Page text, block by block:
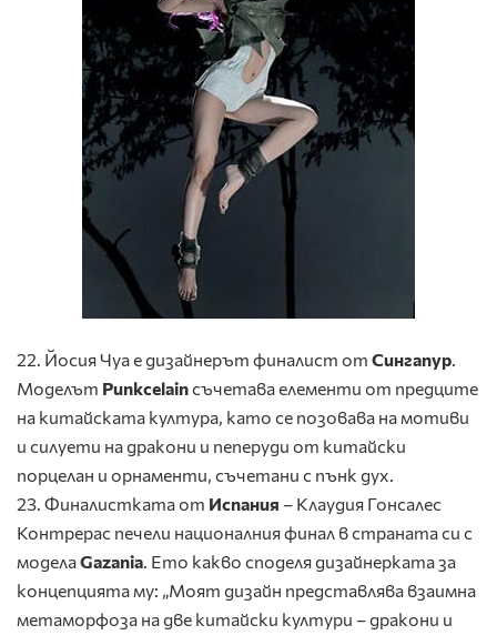
22. Йосия Чуа е дизайнерът финалист от Сингапур.
Моделът Punkcelainсъчетава елементи от предците
на китайската култура, като се позовава на мотиви
и силуети на дракони и пеперуди от китайски
порцелан и орнаменти, съчетани с пънк дух.
23. Финалистката от Испания – Клаудия Гонсалес
Контрерас печели националния финал в страната си с
моделаGazania. Ето какво споделя дизайнерката за
концепцията му: „Моят дизайн представлява взаимна
метаморфоза на две китайски култури – дракони и